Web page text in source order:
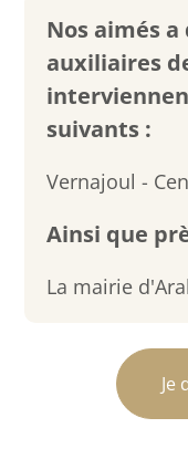
Nos aimés a
auxiliaires
suivants :
Vernajoul -
Ainsi que
La mairie
Je